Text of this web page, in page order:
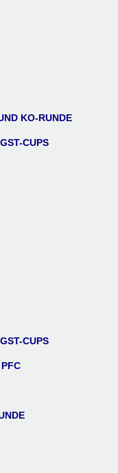
KO-RUNDE
CUPS
CUPS